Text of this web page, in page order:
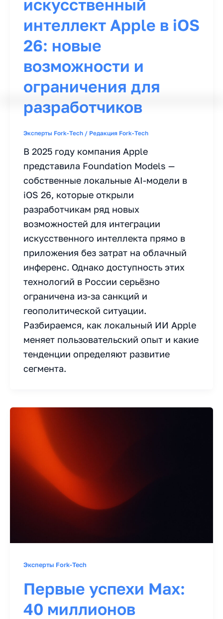
искусственный
интеллект Apple в iOS
26: новые
возможности и
ограничения для
разработчиков
Эксперты Fork-Tech / Редакция Fork-Tech
В 2025 году компания Apple
представила Foundation Models —
собственные локальные AI-модели в
iOS 26, которые открыли
разработчикам ряд новых
возможностей для интеграции
искусственного интеллекта прямо в
приложения без затрат на облачный
инференс. Однако доступность этих
технологий в России серьёзно
ограничена из-за санкций и
геополитической ситуации.
Разбираемся, как локальный ИИ Apple
меняет пользовательский опыт и какие
тенденции определяют развитие
сегмента.
Эксперты Fork-Tech
Первые успехи Max:
40 миллионов